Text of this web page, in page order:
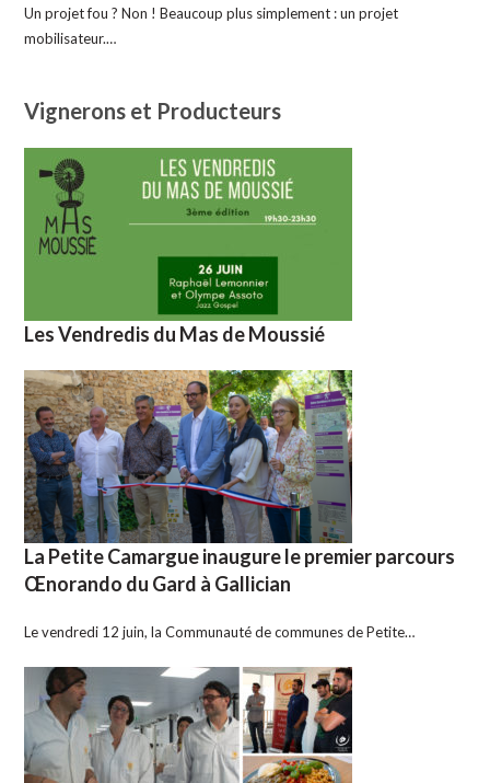
Un projet fou ? Non ! Beaucoup plus simplement : un projet
mobilisateur.…
Vignerons et Producteurs
Les Vendredis du Mas de Moussié
La Petite Camargue inaugure le premier parcours
Œnorando du Gard à Gallician
Le vendredi 12 juin, la Communauté de communes de Petite…